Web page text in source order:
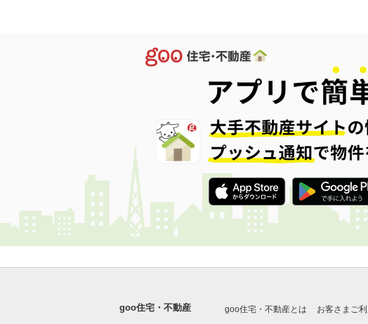
goo住宅・不動産 goo住宅・不動産とは お客さまご